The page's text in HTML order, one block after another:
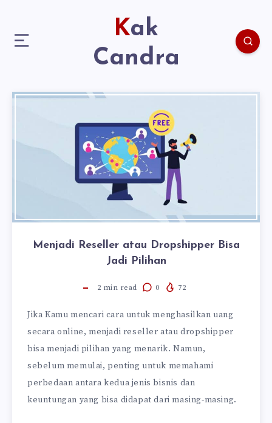
Kak
Candra
Menjadi Reseller atau Dropshipper Bisa
Jadi Pilihan
2 min read 0 72
Jika Kamu mencari cara untuk menghasilkan uang
secara online, menjadi reseller atau dropshipper
bisa menjadi pilihan yang menarik. Namun,
sebelum memulai, penting untuk memahami
perbedaan antara kedua jenis bisnis dan
keuntungan yang bisa didapat dari masing-masing.